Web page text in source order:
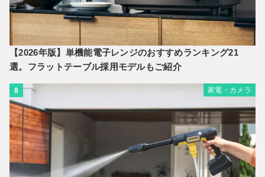
【2026年版】単機能電子レンジのおすすめランキング21
選。フラットテーブル採用モデルもご紹介
8 家電・カメラ